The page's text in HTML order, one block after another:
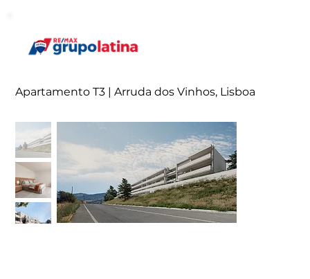
Apartamento T3 | Arruda dos Vinhos, Lisboa